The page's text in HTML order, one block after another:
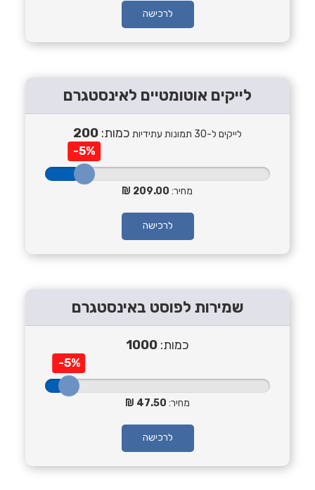
לרכישה
לייקים אוטומטיים לאינסטגרם
לייקים ל-30 תמונות עתידיות כמות: 200
-5%
מחיר: 209.00
לרכישה
שמירות לפוסט באינסטגרם
כמות: 1000
-5%
מחיר: 47.50
לרכישה